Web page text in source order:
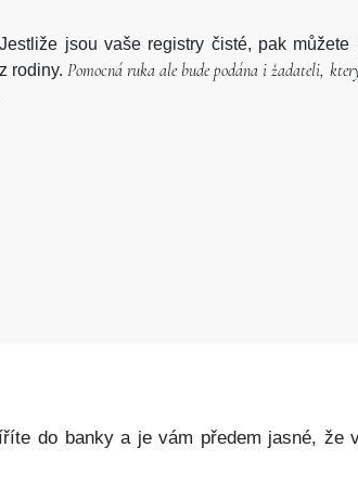
jsou vaše registry čisté, pak můžete
rodiny. Pomocná ruka ale bude podána i žadateli,
do banky a je vám předem jasné, že